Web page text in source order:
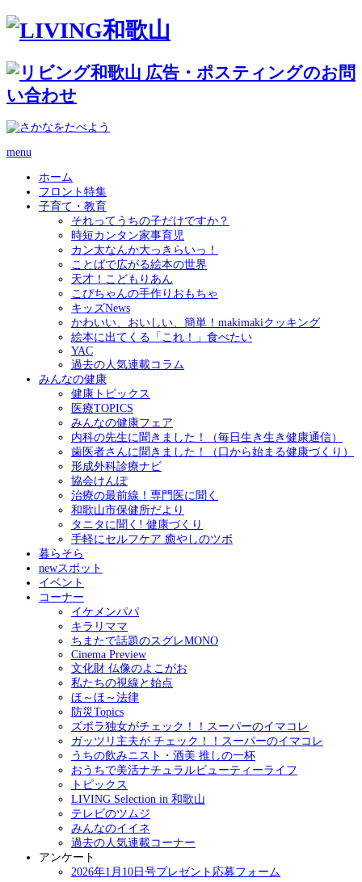
menu
ホーム
フロント特集
子育て・教育
それってうちの子だけですか？
時短カンタン家事育児
カン太なんか大っきらいっ！
ことばで広がる絵本の世界
天才！こどもりあん
こぴちゃんの手作りおもちゃ
キッズNews
かわいい、おいしい、簡単！makimakiクッキング
絵本に出てくる「これ！」食べたい
YAC
過去の人気連載コラム
みんなの健康
健康トピックス
医療TOPICS
みんなの健康フェア
内科の先生に聞きました！（毎日生き生き健康通信）
歯医者さんに聞きました！（口から始まる健康づくり）
形成外科診療ナビ
協会けんぽ
治療の最前線！専門医に聞く
和歌山市保健所だより
タニタに聞く! 健康づくり
手軽にセルフケア 癒やしのツボ
暮らそら
newスポット
イベント
コーナー
イケメンパパ
キラリママ
ちまたで話題のスグレMONO
Cinema Preview
文化財 仏像のよこがお
私たちの視線と始点
ほ～ほ～法律
防災Topics
ズボラ独女がチェック！！スーパーのイマコレ
ガッツリ主夫が チェック！！スーパーのイマコレ
うちの飲みニスト・酒美 推しの一杯
おうちで美活ナチュラルビューティーライフ
トピックス
LIVING Selection in 和歌山
テレビのツムジ
みんなのイイネ
過去の人気連載コーナー
アンケート
2026年1月10日号プレゼント応募フォーム